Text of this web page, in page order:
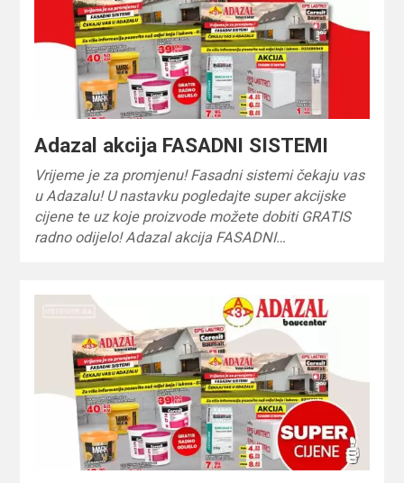
Adazal akcija FASADNI SISTEMI
Vrijeme je za promjenu! Fasadni sistemi čekaju vas
u Adazalu! U nastavku pogledajte super akcijske
cijene te uz koje proizvode možete dobiti GRATIS
radno odijelo! Adazal akcija FASADNI…